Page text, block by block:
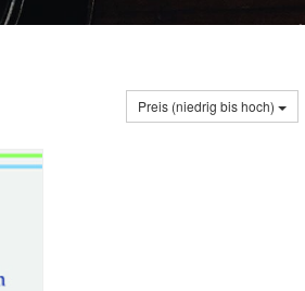
Preis (niedrig bis hoch)